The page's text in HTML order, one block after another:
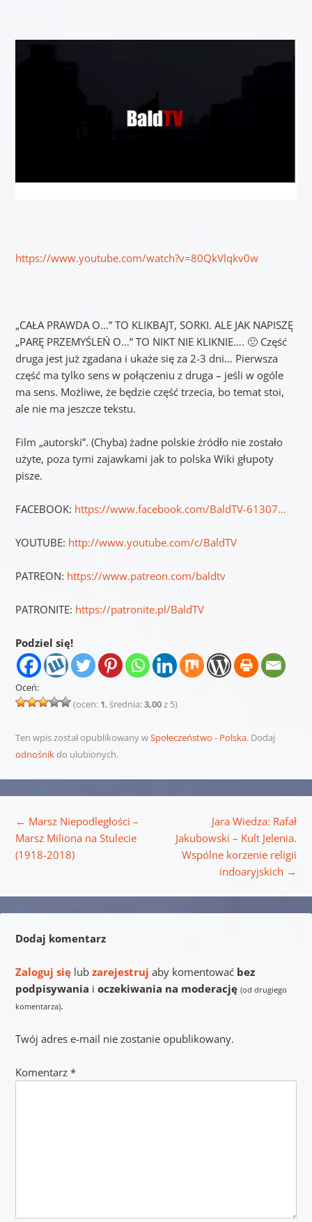
https://www.youtube.com/watch?v=80QkVlqkv0w
„CAŁA PRAWDA O…” TO KLIKBAJT, SORKI. ALE JAK NAPISZĘ
„PARĘ PRZEMYŚLEŃ O…” TO NIKT NIE KLIKNIE…. 🙁 Część
druga jest już zgadana i ukaże się za 2-3 dni… Pierwsza
część ma tylko sens w połączeniu z druga – jeśli w ogóle
ma sens. Możliwe, że będzie część trzecia, bo temat stoi,
ale nie ma jeszcze tekstu.
Film „autorski”. (Chyba) żadne polskie źródło nie zostało
użyte, poza tymi zajawkami jak to polska Wiki głupoty
pisze.
FACEBOOK: https://www.facebook.com/BaldTV-61307…
YOUTUBE: http://www.youtube.com/c/BaldTV
PATREON: https://www.patreon.com/baldtv
PATRONITE: https://patronite.pl/BaldTV
Podziel się!
Oceń:
(ocen: 1, średnia:3,00z 5)
Ten wpis został opublikowany wSpołeczeństwo - Polska. Dodaj
odnośnikdo ulubionych.
← Marsz Niepodległości –
Marsz Miliona na Stulecie
(1918-2018)
Jara Wiedza: Rafał
Jakubowski – Kult Jelenia.
Wspólne korzenie religii
indoaryjskich →
Dodaj komentarz
Zaloguj sięlub zarejestruj aby komentować bez
podpisywania i oczekiwania na moderację (od drugiego
komentarza).
Twój adres e-mail nie zostanie opublikowany.
Komentarz *